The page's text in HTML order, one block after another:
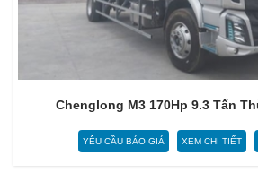
Chenglong M3 170Hp 9.3 Tấn
YÊU CẦU BÁO GIÁ XEM CHI TIẾT